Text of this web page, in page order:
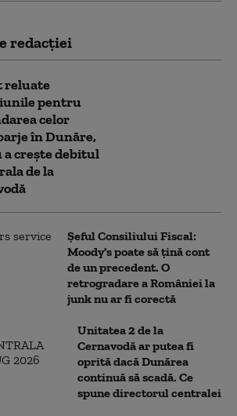
redacţiei
reluate
pentru
celor
în Dunăre,
crește debitul
de la
Șeful Consiliului Fiscal:
Moody's poate să țină cont
de un precedent. O
retrogradare a României la
junk nu ar fi corectă
Unitatea 2 de la
Cernavodă ar putea fi
oprită dacă Dunărea
continuă să scadă. Ce
spune directorul centralei